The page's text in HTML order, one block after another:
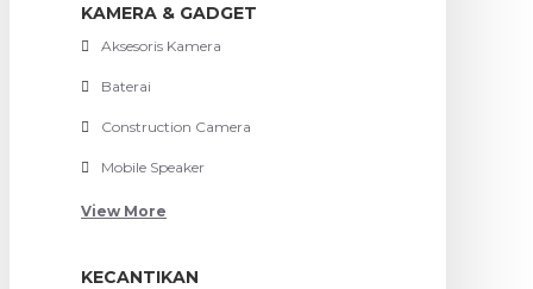
KAMERA & GADGET
Aksesoris Kamera
Baterai
Construction Camera
Mobile Speaker
View More
KECANTIKAN